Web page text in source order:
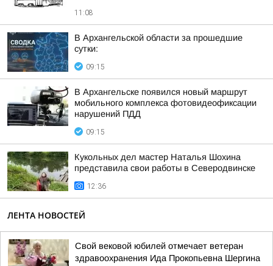
11:08
В Архангельской области за прошедшие
сутки:
09:15
В Архангельске появился новый маршрут
мобильного комплекса фотовидеофиксации
нарушений ПДД
09:15
Кукольных дел мастер Наталья Шохина
представила свои работы в Северодвинске
12:36
ЛЕНТА НОВОСТЕЙ
Свой вековой юбилей отмечает ветеран
здравоохранения Ида Прокопьевна Шергина